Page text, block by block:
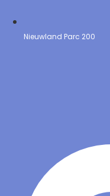
Nieuwland Parc 200